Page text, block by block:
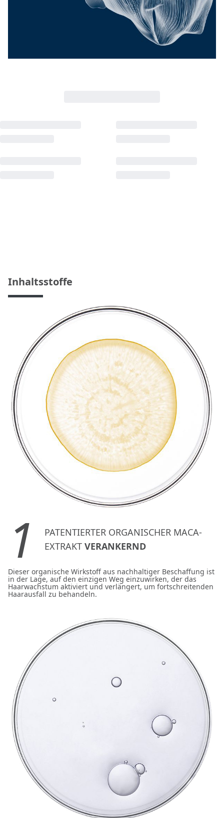
Inhaltsstoffe
1
PATENTIERTER ORGANISCHER MACA-
EXTRAKT VERANKERND
Dieser organische Wirkstoff aus nachhaltiger Beschaffung ist
in der Lage, auf den einzigen Weg einzuwirken, der das
Haarwachstum aktiviert und verlängert, um fortschreitenden
Haarausfall zu behandeln.